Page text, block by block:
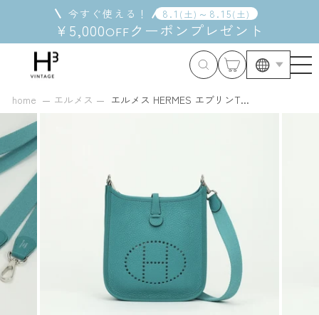
キ
プ
す
る
今すぐ使える！ 8 . 1 ( 土) ～ 8 . 15( 土)
¥5,000OFFクーポン プレゼント
home エルメス エルメス HERMES エブリンT...